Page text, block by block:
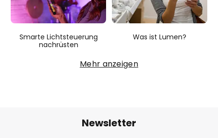
Smarte Lichtsteuerung
nachrüsten
Was ist Lumen?
Mehr anzeigen
Newsletter